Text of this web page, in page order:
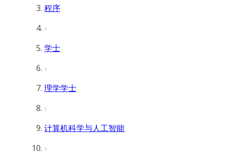
程序
学士
理学学士
计算机科学与人工智能